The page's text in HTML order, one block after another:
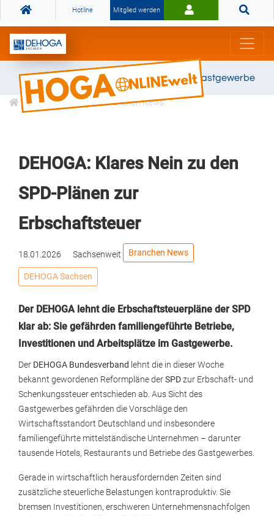
Hotline Mitglied werden
Gemeinsam stark für das Gastgewerbe
Informationen Branchen News
DEHOGA: Klares Nein zu den
SPD-Plänen zur
Erbschaftsteuer
18.01.2026 Sachsenweit Branchen News
DEHOGA Sachsen
Der DEHOGA lehnt die Erbschaftsteuerpläne der SPD
klar ab: Sie gefährden familiengeführte Betriebe,
Investitionen und Arbeitsplätze im Gastgewerbe.
Der DEHOGA Bundesverband lehnt die in dieser Woche
bekannt gewordenen Reformpläne derSPDzur Erbschaft- und
Schenkungssteuer entschieden ab. Aus Sicht des
Gastgewerbes gefährden die Vorschläge den
Wirtschaftsstandort Deutschland und insbesondere
familiengeführte mittelständische Unternehmen – darunter
tausende Hotels, Restaurants und Betriebe des Gastgewerbes.
Gerade in wirtschaftlich herausfordernden Zeiten sind
zusätzliche steuerliche Belastungen kontraproduktiv. Sie
bremsen Investitionen, erschweren Unternehmensnachfolgen